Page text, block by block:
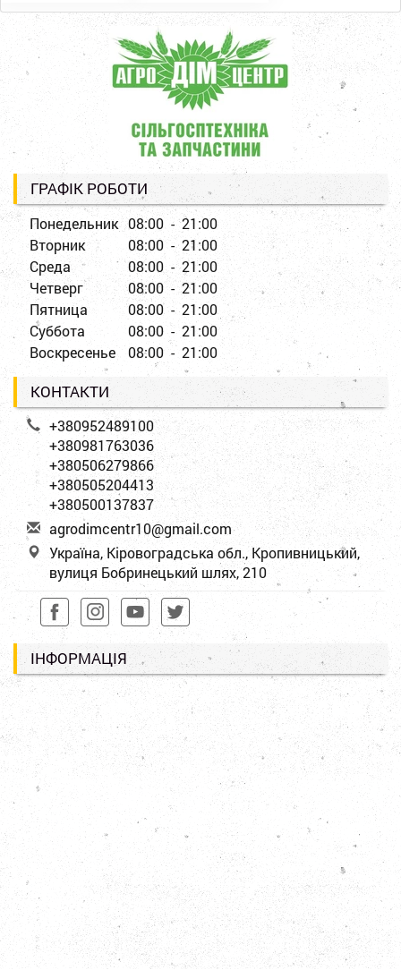
ГРАФІК РОБОТИ
Понедельник 08:00 - 21:00
Вторник
08:00 - 21:00
Среда
08:00 - 21:00
Четверг
08:00 - 21:00
Пятница
08:00 - 21:00
Суббота
08:00 - 21:00
Воскресенье
08:00 - 21:00
КОНТАКТИ
+380952489100
+380981763036
+380506279866
+380505204413
+380500137837
agrodimcentr10@gmail.com
Україна, Кіровоградська обл., Кропивницький,
вулиця Бобринецький шлях, 210
ІНФОРМАЦІЯ